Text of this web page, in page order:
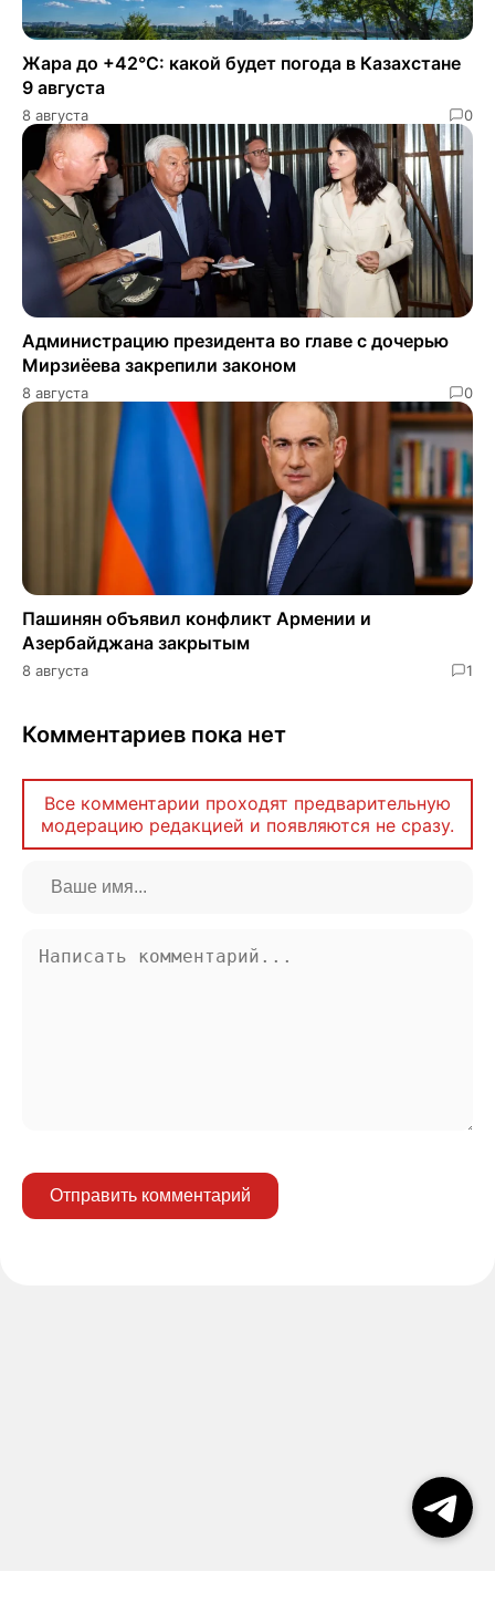
Жара до +42°C: какой будет погода в Казахстане
9 августа
8 августа 0
Администрацию президента во главе с дочерью
Мирзиёева закрепили законом
8 августа 0
Пашинян объявил конфликт Армении и
Азербайджана закрытым
8 августа 1
Комментариев пока нет
Все комментарии проходят предварительную
модерацию редакцией и появляются не сразу.
Отправить комментарий